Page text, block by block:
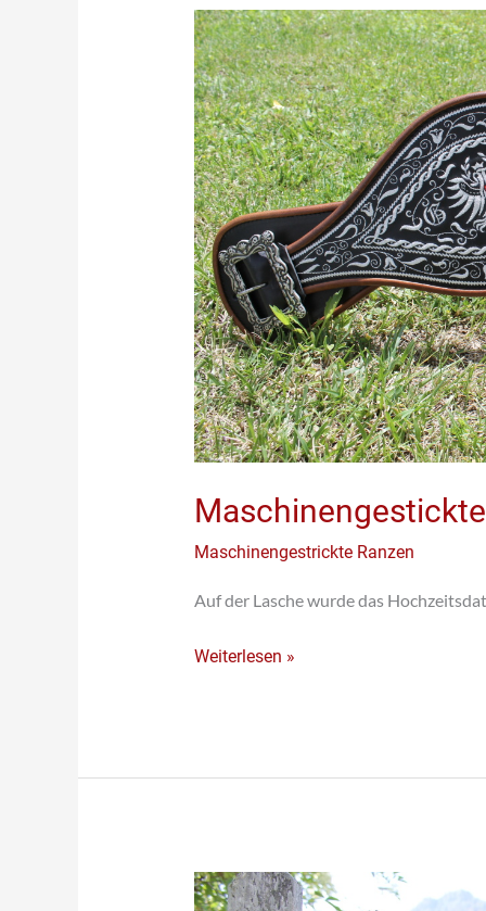
Maschinengestrickte Ranzen
Auf der Lasche wurde das
Maschinengestickter
Ranzen
zur
Hochzeit
Weiterlesen »
Maschinengestickter